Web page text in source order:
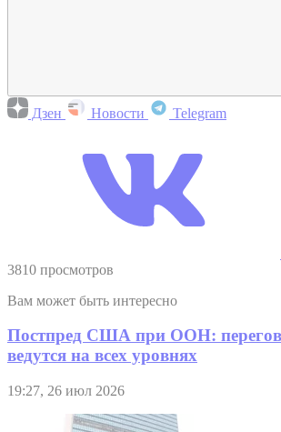
Дзен Новости Telegram
3810 просмотров
Вам может быть интересно
Постпред США при ООН:
ведутся на всех уровнях
19:27, 26 июл 2026